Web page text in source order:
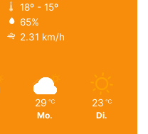
18º - 15º
65%
2.31 km/h
29 ℃
Mo.
23 ℃
Di.